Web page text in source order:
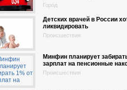
Город
Детских врачей в России
ликвидировать
Происшествия
Минфин планирует
зарплат на пенсионные
Происшествия